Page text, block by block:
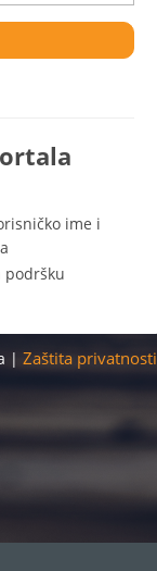
ime i
| Zaštita privatnosti